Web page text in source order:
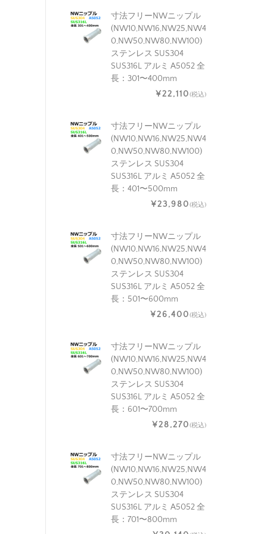
寸法フリーNWニップル
(NW10,NW16,NW25,NW4
0,NW50,NW80,NW100)
ステンレス SUS304
SUS316L アルミ A5052 全
長：301〜400mm
¥22,110(税込)
寸法フリーNWニップル
(NW10,NW16,NW25,NW4
0,NW50,NW80,NW100)
ステンレス SUS304
SUS316L アルミ A5052 全
長：401〜500mm
¥23,980(税込)
寸法フリーNWニップル
(NW10,NW16,NW25,NW4
0,NW50,NW80,NW100)
ステンレス SUS304
SUS316L アルミ A5052 全
長：501〜600mm
¥26,400(税込)
寸法フリーNWニップル
(NW10,NW16,NW25,NW4
0,NW50,NW80,NW100)
ステンレス SUS304
SUS316L アルミ A5052 全
長：601〜700mm
¥28,270(税込)
寸法フリーNWニップル
(NW10,NW16,NW25,NW4
0,NW50,NW80,NW100)
ステンレス SUS304
SUS316L アルミ A5052 全
長：701〜800mm